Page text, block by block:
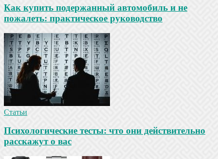
Как купить подержанный автомобиль и не
пожалеть: практическое руководство
Статьи
Психологические тесты: что они действительно
расскажут о вас